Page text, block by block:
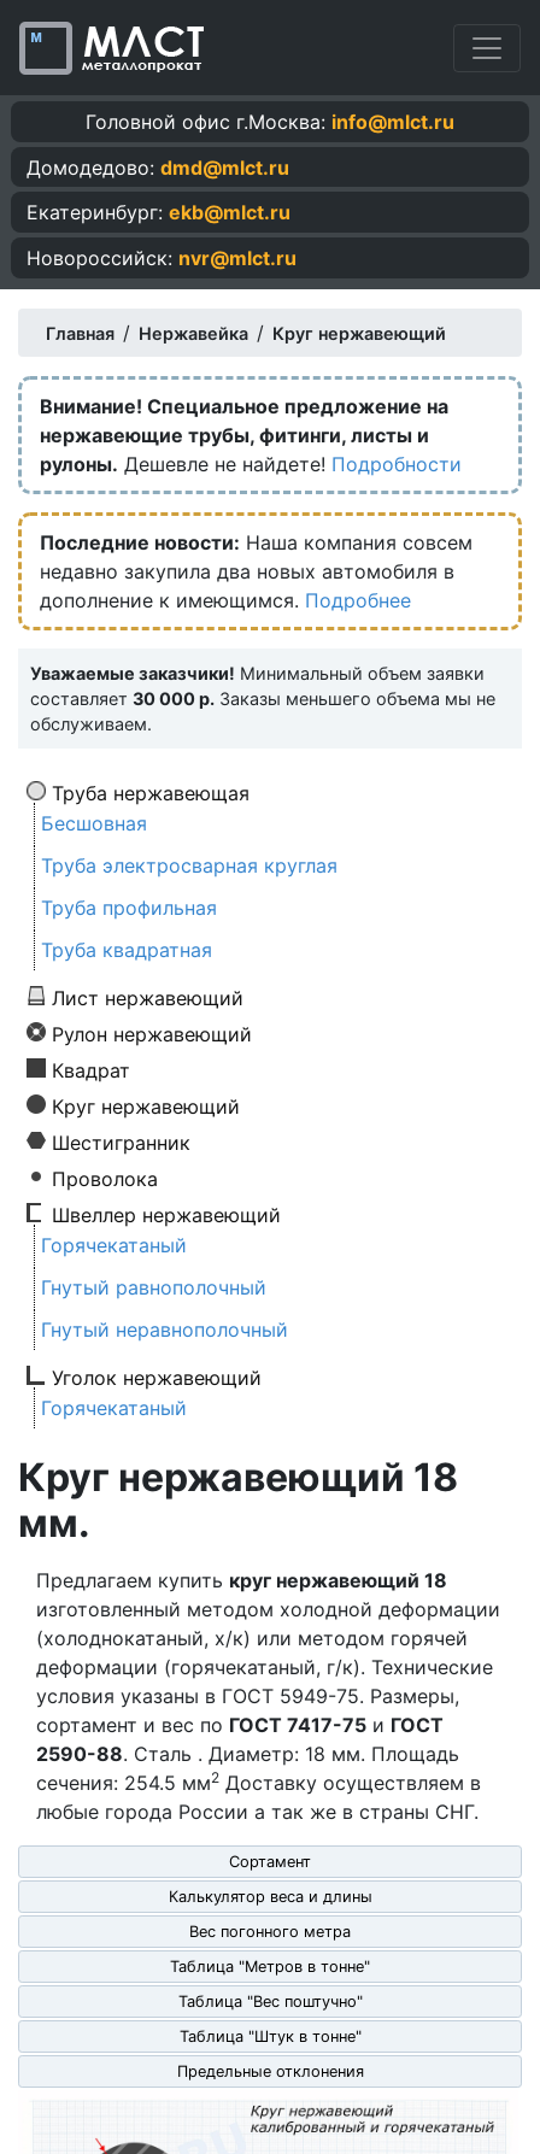
Головной офис г.Москва: info@mlct.ru
Домодедово: dmd@mlct.ru
Екатеринбург: ekb@mlct.ru
Новороссийск: nvr@mlct.ru
Главная / Нержавейка / Круг нержавеющий
Внимание! Специальное предложение на
нержавеющие трубы, фитинги, листы и
рулоны. Дешевле не найдете! Подробности
Последние новости: Наша компания совсем
недавно закупила два новых автомобиля в
дополнение к имеющимся. Подробнее
Уважаемые заказчики! Минимальный объем заявки
составляет 30 000 р. Заказы меньшего объема мы не
обслуживаем.
Труба нержавеющая
Бесшовная
Труба электросварная круглая
Труба профильная
Труба квадратная
Лист нержавеющий
Рулон нержавеющий
Квадрат
Круг нержавеющий
Шестигранник
Проволока
Швеллер нержавеющий
Горячекатаный
Гнутый равнополочный
Гнутый неравнополочный
Уголок нержавеющий
Горячекатаный
Круг нержавеющий 18
мм.
Предлагаем купить круг нержавеющий 18
изготовленный методом холодной деформации
(холоднокатаный, х/к) или методом горячей
деформации (горячекатаный, г/к). Технические
условия указаны в ГОСТ 5949-75. Размеры,
сортамент и вес по ГОСТ 7417-75 и ГОСТ
2590-88. Сталь . Диаметр: 18 мм. Площадь
сечения: 254.5 мм2 Доставку осуществляем в
любые города России а так же в страны СНГ.
Сортамент
Калькулятор веса и длины
Вес погонного метра
Таблица "Метров в тонне"
Таблица "Вес поштучно"
Таблица "Штук в тонне"
Предельные отклонения